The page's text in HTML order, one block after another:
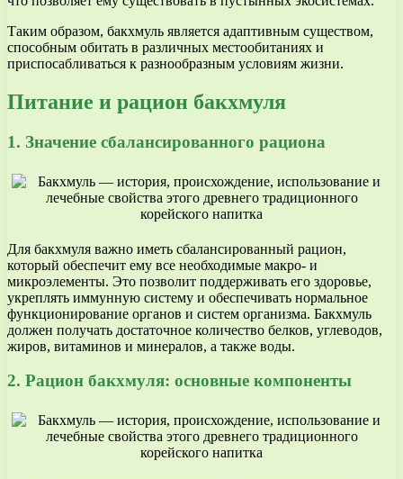
Таким образом, бакхмуль является адаптивным существом,
способным обитать в различных местообитаниях и
приспосабливаться к разнообразным условиям жизни.
Питание и рацион бакхмуля
1. Значение сбалансированного рациона
Для бакхмуля важно иметь сбалансированный рацион,
который обеспечит ему все необходимые макро- и
микроэлементы. Это позволит поддерживать его здоровье,
укреплять иммунную систему и обеспечивать нормальное
функционирование органов и систем организма. Бакхмуль
должен получать достаточное количество белков, углеводов,
жиров, витаминов и минералов, а также воды.
2. Рацион бакхмуля: основные компоненты